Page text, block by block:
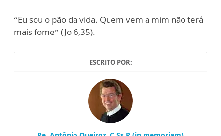
“Eu sou o pão da vida. Quem vem a mim não terá
mais fome” (Jo 6,35).
ESCRITO POR: